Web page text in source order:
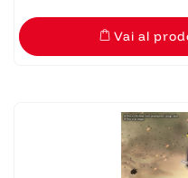
Vai al